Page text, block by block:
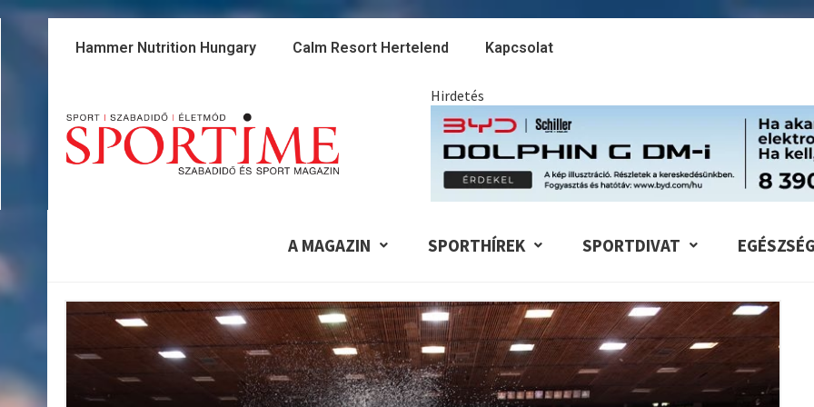
Skip
Hammer Nutrition Hungary Calm Resort Hertelend Kapcsolat
Hirdetés
A MAGAZIN SPORTHÍREK SPORTDIVAT EGÉSZSÉG